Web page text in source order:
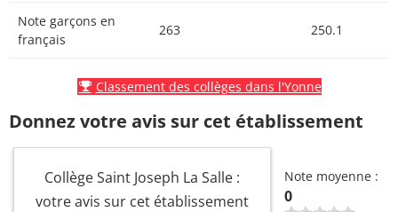
Note garçons en
français
263 250.1
Classement des collèges dans l'Yonne
Donnez votre avis sur cet établissement
Collège Saint Joseph La Salle :
votre avis sur cet établissement
Note moyenne :
0